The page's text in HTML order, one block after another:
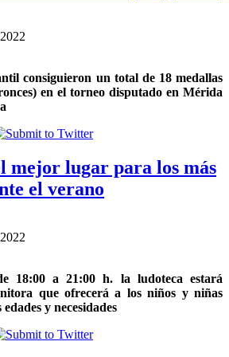
consiguieron un total de 18 medallas
en el torneo disputado en Mérida
mejor lugar para los más
el verano
18:00 a 21:00 h. la ludoteca estará
que ofrecerá a los niños y niñas
y necesidades